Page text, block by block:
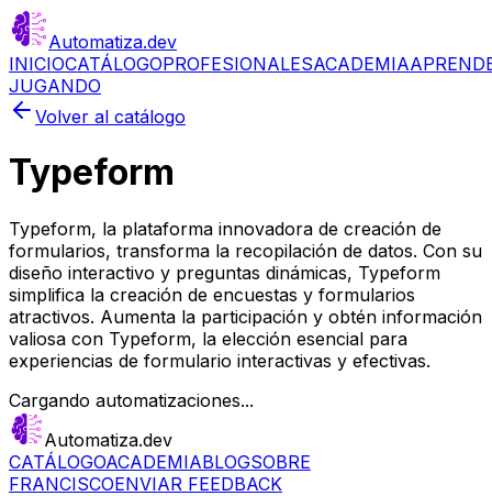
Automatiza.dev
INICIOCATÁLOGOPROFESIONALESACADEMIA
JUGANDO
Volver al catálogo
Typeform
Typeform, la plataforma innovadora de creación de
formularios, transforma la recopilación de datos. Con su
diseño interactivo y preguntas dinámicas, Typeform
simplifica la creación de encuestas y formularios
atractivos. Aumenta la participación y obtén información
valiosa con Typeform, la elección esencial para
experiencias de formulario interactivas y efectivas.
Cargando automatizaciones...
Automatiza.dev
CATÁLOGOACADEMIABLOGSOBRE
FRANCISCOENVIAR FEEDBACK